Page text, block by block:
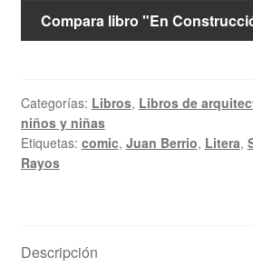
Compara libro "En
Categorías: Libros, Libros de
niños y niñas
Etiquetas: comic, Juan Berrio, Litera,
Rayos
Descripción